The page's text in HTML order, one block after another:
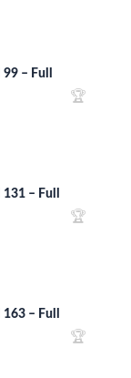
– Full
🏆
– Full
🏆
– Full
🏆